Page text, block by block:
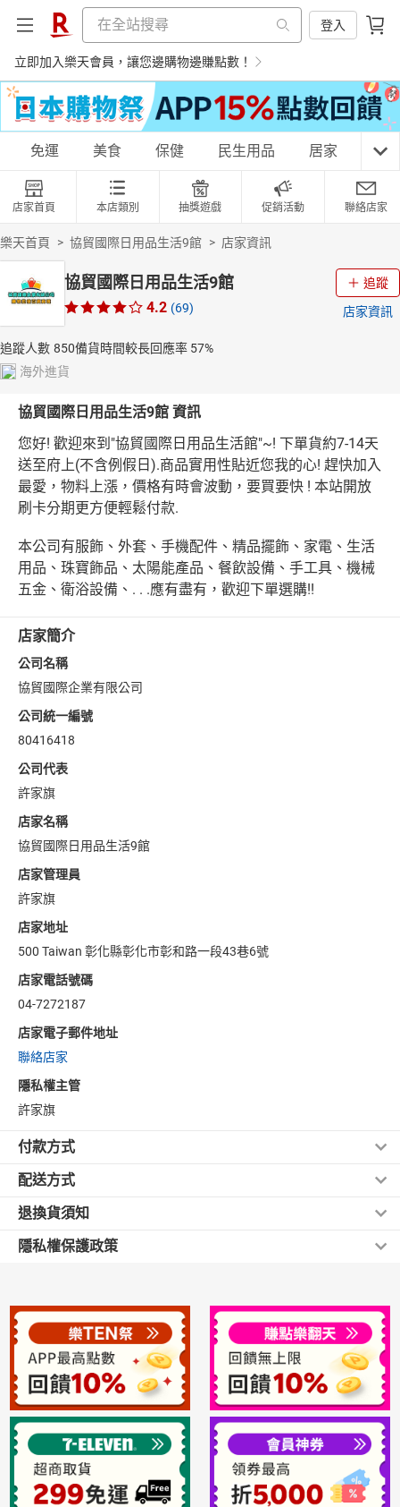
登入
立即加入樂天會員，讓您邊購物邊賺點數！
購物網分類
天天免運 美食蛋糕 養生保健
居家生活 3C家電 親子玩具
日本購物 電子/紙本書
HOT
免運 美食 保健 民生用品 居家 3C
店家首頁 本店類別 抽獎遊戲 促銷活動 聯絡店家
樂天首頁 > 協貿國際日用品生活9館 > 店家資訊
協貿國際日用品生活9館
4.2 (69)
追蹤
店家資訊
追蹤人數 850備貨時間較長回應率 57%
海外進貨
協貿國際日用品生活9館 資訊
您好! 歡迎來到"協貿國際日用品生活館"~! 下單貨約7-14天
送至府上(不含例假日).商品實用性貼近您我的心! 趕快加入
最愛，物料上漲，價格有時會波動，要買要快 ! 本站開放
刷卡分期更方便輕鬆付款.
本公司有服飾、外套、手機配件、精品擺飾、家電、生活
用品、珠寶飾品、太陽能產品、餐飲設備、手工具、機械
五金、衛浴設備、. . .應有盡有，歡迎下單選購!!
店家簡介
公司名稱
協貿國際企業有限公司
公司統一編號
80416418
公司代表
許家旗
店家名稱
協貿國際日用品生活9館
店家管理員
許家旗
店家地址
500 Taiwan 彰化縣彰化市彰和路一段43巷6號
店家電話號碼
04-7272187
店家電子郵件地址
聯絡店家
隱私權主管
許家旗
付款方式
信用卡付款
《信用卡付款(一次付清/分期付款)》：
如果訂購時選擇信用卡付款，須請您務必詳實填寫您的資料，以
方便與銀行做信用卡資料核對 。
次確認資料。
ATM轉帳
您在樂天網站購買商品時，可利用全台【ATM】進行付款。當您
在網站上完成訂購後，會由樂天自動將【轉入帳號】發送至您在
樂天所登錄的信箱中。
※提醒您在使用【ATM】的機器時請選擇轉帳功能，再輸入信件
中的轉入帳號，完成交易後金融機構會收取相關的手續費用(一
般是15元)，我們並不會向您收取任何的費用，請您安心使用。
配送方式
新竹貨運
本島外島都配送，運費90元/訂單
退換貨須知
一、 本店鋪依消費者保護法第十九條第一項提供所有消費
（下稱「猶豫期」）取消訂單/退貨之權利，無須說明理由
或負擔任何費用，
合理例外情事不在此限。提醒您：
※取消訂單/退貨時，您與本店鋪應互負回復原狀之責，故
商品應為全新狀態
（需回復至商品到貨時之狀態），並保持完整包裝
（包括主要商品、週邊相關配件、保證書、附隨文件、贈
品或發票等，以及原包裝、外盒），
並請勿於商品本體外盒直接黏貼宅配單或書寫文字。
隱私權保護政策
問您的密碼，亦不會主動將您的資料外流出去。敝公司所
獲得的用戶重要信息(地址、姓名、電子信箱等)決不會轉
讓或使用於第三方，但法院、警察機構等國家機關的調用
提請，則不在此限。